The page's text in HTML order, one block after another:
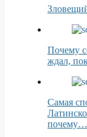
Почему
ждал,
Самая
почему…